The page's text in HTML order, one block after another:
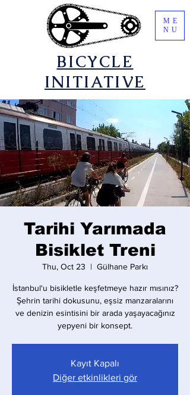
​BICYCLE
INITIATIVE
ME
NU
Tarihi Yarımada
Bisiklet Treni
Thu, Oct 23
  |
Gülhane Parkı
İstanbul'u bisikletle keşfetmeye hazır mısınız?
Şehrin tarihi dokusunu, eşsiz manzaralarını
ve denizin esintisini bir arada yaşayacağınız
yepyeni bir konsept.
Kayıt Kapalı
Diğer etkinlikleri gör